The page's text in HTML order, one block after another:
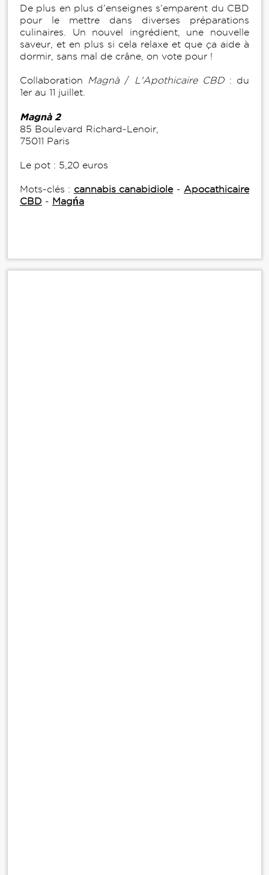
De plus en plus d’enseignes s’emparent du CBD
pour le mettre dans diverses préparations
culinaires. Un nouvel ingrédient, une nouvelle
saveur, et en plus si cela relaxe et que ça aide à
dormir, sans mal de crâne, on vote pour !
Collaboration Magnà/ L'Apothicaire CBD : du
1er au 11 juillet.
Magnà 2
85 Boulevard Richard-Lenoir,
75011 Paris
Le pot : 5,20 euros
Mots-clés : cannabis canabidiole- Apocathicaire
CBD - Magńa